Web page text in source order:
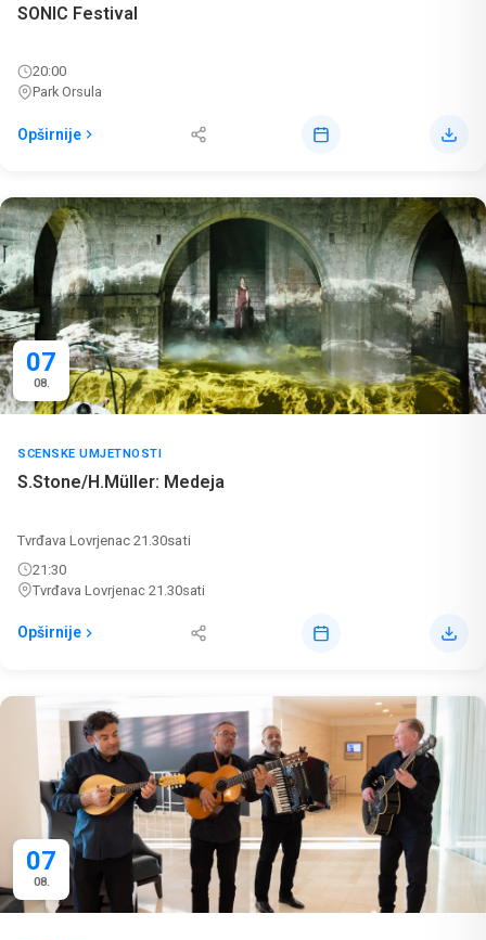
SONIC Festival
20:00
Park Orsula
Opširnije
07
08.
SCENSKE UMJETNOSTI
S.Stone/H.Müller: Medeja
Tvrđava Lovrjenac 21.30sati
21:30
Tvrđava Lovrjenac 21.30sati
Opširnije
07
08.